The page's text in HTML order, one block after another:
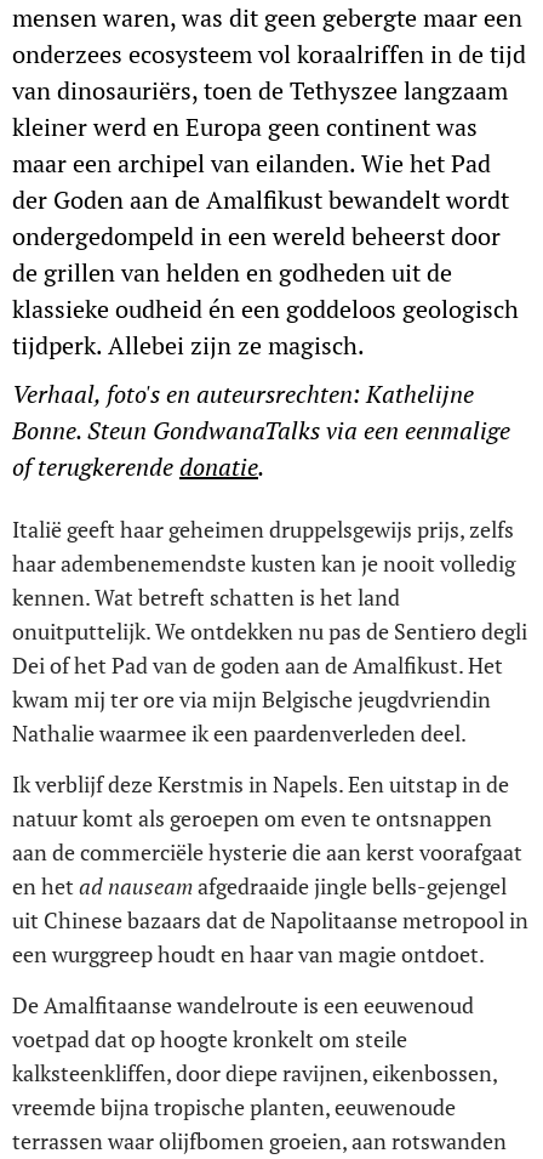
mensen waren, was dit geen gebergte maar een
onderzees ecosysteem vol koraalriffen in de tijd
van dinosauriërs, toen de Tethyszee langzaam
kleiner werd en Europa geen continent was
maar een archipel van eilanden. Wie het Pad
der Goden aan de Amalfikust bewandelt wordt
ondergedompeld in een wereld beheerst door
de grillen van helden en godheden uit de
klassieke oudheid én een goddeloos geologisch
tijdperk. Allebei zijn ze magisch.
Verhaal, foto's en auteursrechten: Kathelijne
Bonne. Steun GondwanaTalks via een eenmalige
of terugkerende donatie.
Italië geeft haar geheimen druppelsgewijs prijs, zelfs
haar adembenemendste kusten kan je nooit volledig
kennen. Wat betreft schatten is het land
onuitputtelijk. We ontdekken nu pas de Sentiero degli
Dei of het Pad van de goden aan de Amalfikust. Het
kwam mij ter ore via mijn Belgische jeugdvriendin
Nathalie waarmee ik een paardenverleden deel.
Ik verblijf deze Kerstmis in Napels. Een uitstap in de
natuur komt als geroepen om even te ontsnappen
aan de commerciële hysterie die aan kerst voorafgaat
en het ad nauseamafgedraaide jingle bells-gejengel
uit Chinese bazaars dat de Napolitaanse metropool in
een wurggreep houdt en haar van magie ontdoet.
De Amalfitaanse wandelroute is een eeuwenoud
voetpad dat op hoogte kronkelt om steile
kalksteenkliffen, door diepe ravijnen, eikenbossen,
vreemde bijna tropische planten, eeuwenoude
terrassen waar olijfbomen groeien, aan rotswanden